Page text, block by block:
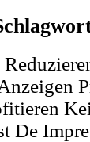
De